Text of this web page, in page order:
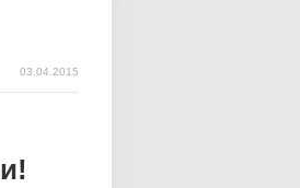
03.04.2015